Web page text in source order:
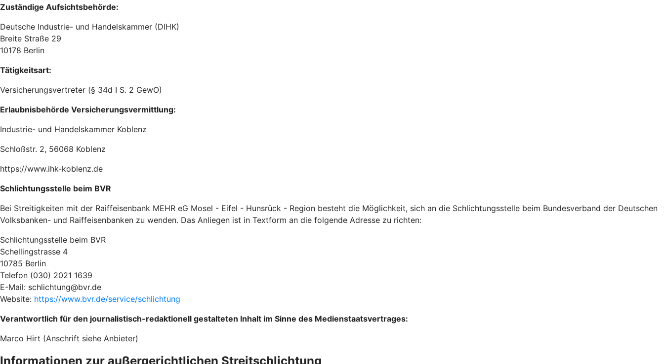
Zuständige Aufsichtsbehörde:
Deutsche Industrie- und Handelskammer (DIHK)
Breite Straße 29
10178 Berlin
Tätigkeitsart:
Versicherungsvertreter (§ 34d I S. 2 GewO)
Erlaubnisbehörde Versicherungsvermittlung:
In­dus­trie- und Han­dels­kam­mer Ko­blenz
Schloß­str. 2, 56068 Koblenz
https://www.ihk-koblenz.de
Schlichtungsstelle beim BVR
Bei Streitigkeiten mit der Raiffeisenbank MEHR eG Mosel - Eifel - Hunsrück - Region besteht die Möglichkeit, sich an die Schlichtungsstelle beim Bundesverband der Deutschen
Volksbanken- und Raiffeisenbanken zu wenden. Das Anliegen ist in Textform an die folgende Adresse zu richten:
Schlichtungsstelle beim BVR
Schellingstrasse 4
10785 Berlin
Telefon (030) 2021 1639
E-Mail: schlichtung@bvr.de
Website: https://www.bvr.de/service/schlichtung
Verantwortlich für den journalistisch-redaktionell gestalteten Inhalt im Sinne des Medienstaatsvertrages:
Marco Hirt (Anschrift siehe Anbieter)
Informationen zur außergerichtlichen Streitschlichtung